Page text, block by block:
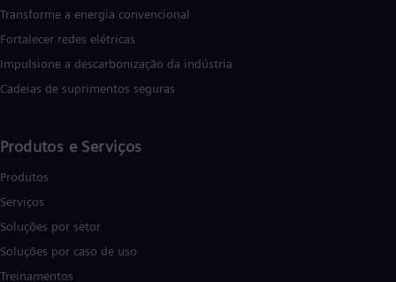
Transforme a energia convencional
Fortalecer redes elétricas
Impulsione a descarbonização da indústria
Cadeias de suprimentos seguras
Produtos e Serviços
Produtos
Serviços
Soluções por setor
Soluções por caso de uso
Treinamentos